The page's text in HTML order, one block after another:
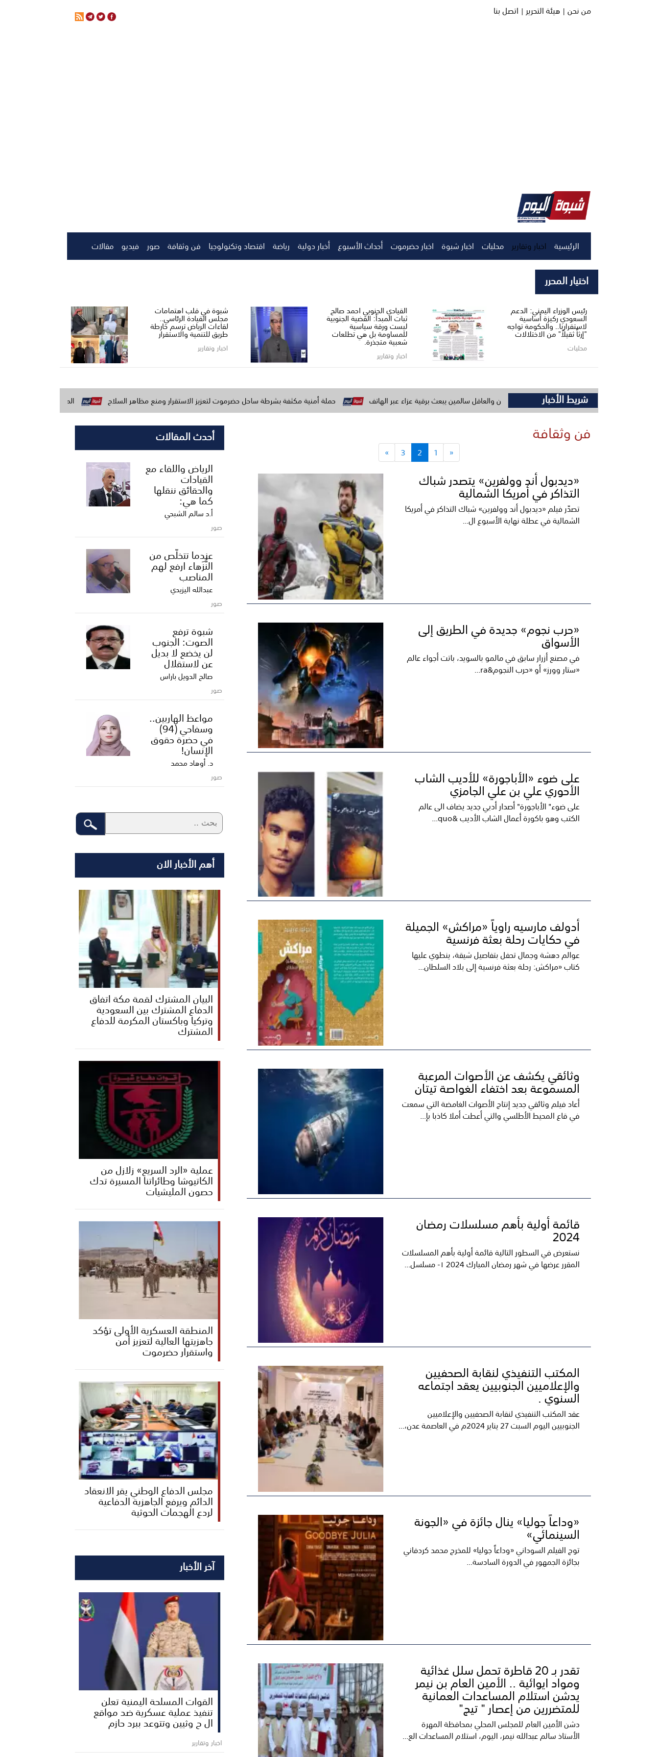
من نحن | هيئة التحرير | اتصل بنا
الرئيسية اخبار وتقارير محليات اخبار شبوة اخبار حضرموت أحداث الأسبوع أخبار دولية رياضة اقتصاد وتكنولوجيا فن وثقافة صور فيديو مقالات
اختيار المحرر
رئيس الوزراء اليمني: الدعم
السعودي ركيزة أساسية
لاستقرارنا.. والحكومة تواجه
"إرثاً ثقيلاً" من الاختلالات
محليات
القيادي الجنوبي احمد صالح ​
ثبات المبدأ: القضية الجنوبية
ليست ورقة سياسية
للمساومة بل هي تطلعات
شعبية متجذرة.
اخبار وتقارير
شبوة في قلب اهتمامات
مجلس القيادة الرئاسي..
لقاءات الرياض ترسم خارطة
طريق للتنمية والاستقرار
اخبار وتقارير
شريط الأخبار
يصل الحوطة يعزي بوفاة بن ياسين والعاقل سالمين يبعث برقية عزاء عبر الهاتف حملة أمنية مكثفة بشرطة ساحل حضرموت لتعزيز الاستقرار ومنع مظاهر السلاح المنطقة العسكرية الأولى تؤكد
فن وثقافة
«
1
2
3
»
«ديدبول أند وولفرين» يتصدر شباك
التذاكر في أمريكا الشمالية
تصدّر فيلم «ديدبول أند وولفرين» شباك التذاكر في أمريكا
الشمالية في عطلة نهاية الأسبوع ال...
«حرب نجوم» جديدة في الطريق إلى
الأسواق
في مصنع أزرار سابق في مالمو بالسويد، باتت أجواء عالم
«ستار وورز» أو «حرب النجوم&ra...
على ضوء «الأباجورة» للأديب الشاب
الأحوري علي بن علي الجامزي
على ضوء" الأباجورة" أصدار أدبي جديد يضاف الى عالم
الكتب وهو باكورة أعمال الشاب الأديب &quo...
أدولف مارسيه راوياً «مراكش» الجميلة
في حكايات رحلة بعثة فرنسية
عوالم دهشة وجمال تحفل بتفاصيل شيقة، ينطوي عليها
كتاب «مراكش: رحلة بعثة فرنسية إلى بلاد السلطان...
وثائقي يكشف عن الأصوات المرعبة
المسموعة بعد اختفاء الغواصة تيتان
أعاد فيلم وثائقي جديد إنتاج الأصوات الغامضة التي سمعت
في قاع المحيط الأطلسي والتي أعطت أملا كاذبا بإ...
قائمة أولية بأهم مسلسلات رمضان
2024
نستعرض في السطور التالية قائمة أولية بأهم المسلسلات
المقرر عرضها في شهر رمضان المبارك 2024 ١- مسلسل...
المكتب التنفيذي لنقابة الصحفيين
والإعلاميين الجنوبيين يعقد اجتماعه
السنوي .
عقد المكتب التنفيذي لنقابة الصحفيين والإعلاميين
الجنوبيين اليوم السبت 27 يناير 2024م في العاصمة عدن،...
«وداعاً جوليا» ينال جائزة في «الجونة
السينمائي»
توج الفيلم السوداني «وداعاً جوليا» للمخرج محمد كردفاني
بجائزة الجمهور في الدورة السادسة...
تقدر بـ 20 قاطرة تحمل سلل غذائية
ومواد ايوائية .. الأمين العام بن نيمر
يدشن استلام المساعدات العمانية
للمتضررين من إعصار " تيج"
دشن الأمين العام للمجلس المحلي بمحافظة المهرة
الأستاذ سالم عبدالله نيمر، اليوم، استلام المساعدات الع...
أحدث المقالات
الرياض واللقاء مع
القيادات
والحقائق ننقلها
كما هي:
أ.د سالم الشبحي
صور
عندما تتخلّص من
النُّزَهاء ارفع لهم
المناصب
عبدالله اليزيدي
صور
شبوة ترفع
الصوت: الجنوب
لن يخضع لا بديل
عن لاستقلال
صالح الدويل باراس
صور
مواعظ الهاربين..
وسفاحي (94)
في حضرة حقوق
الإنسان!
د. أوهاد محمد
صور
أهم الأخبار الان
البيان المشترك لقمة مكة اتفاق
الدفاع المشترك بين السعودية
وتركيا وباكستان المكرمة للدفاع
المشترك
عملية «الرد السريع» زلازل من
الكاتيوشا وطائراتنا المسيرة تدك
حصون المليشيات
المنطقة العسكرية الأولى تؤكد
جاهزيتها العالية لتعزيز أمن
واستقرار حضرموت
مجلس الدفاع الوطني يقر الانعقاد
الدائم ويرفع الجاهزية الدفاعية
لردع الهجمات الحوثية
آخر الأخبار
القوات المسلحة اليمنية تعلن
تنفيذ عملية عسكرية ضد مواقع
ال ح وثيين وتتوعد ببرد حازم
اخبار وتقارير